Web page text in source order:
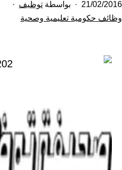
تم
النشر
21/02/2016 بواسطة توظيف
مصنف
وظائف حكومية تعليمية وصحية